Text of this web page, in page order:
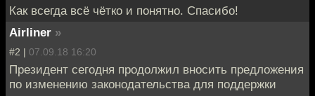
Как всегда всё чётко и понятно. Спасибо!
Airliner »
#2 | 07.09.18 16:20
Президент сегодня продолжил вносить предложения
по изменению законодательства для поддержки